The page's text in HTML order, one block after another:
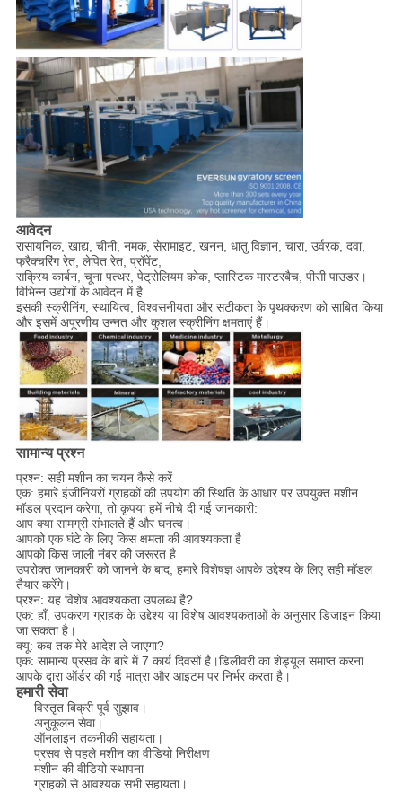
आवेदन
रासायनिक, खाद्य, चीनी, नमक, सेरामाइट, खनन, धातु विज्ञान, चारा, उर्वरक, दवा,
फ्रैक्चरिंग रेत, लेपित रेत, प्रॉपेंट,
सक्रिय कार्बन, चूना पत्थर, पेट्रोलियम कोक, प्लास्टिक मास्टरबैच, पीसी पाउडर।
विभिन्न उद्योगों के आवेदन में है
इसकी स्क्रीनिंग, स्थायित्व, विश्वसनीयता और सटीकता के पृथक्करण को साबित किया
और इसमें अपूरणीय उन्नत और कुशल स्क्रीनिंग क्षमताएं हैं।
सामान्य प्रश्न
प्रश्न: सही मशीन का चयन कैसे करें
एक: हमारे इंजीनियरों ग्राहकों की उपयोग की स्थिति के आधार पर उपयुक्त मशीन
मॉडल प्रदान करेगा, तो कृपया हमें नीचे दी गई जानकारी:
आप क्या सामग्री संभालते हैं और घनत्व।
आपको एक घंटे के लिए किस क्षमता की आवश्यकता है
आपको किस जाली नंबर की जरूरत है
उपरोक्त जानकारी को जानने के बाद, हमारे विशेषज्ञ आपके उद्देश्य के लिए सही मॉडल
तैयार करेंगे।
प्रश्न: यह विशेष आवश्यकता उपलब्ध है?
एक: हाँ, उपकरण ग्राहक के उद्देश्य या विशेष आवश्यकताओं के अनुसार डिजाइन किया
जा सकता है।
क्यू: कब तक मेरे आदेश ले जाएगा?
एक: सामान्य प्रसव के बारे में 7 कार्य दिवसों है।डिलीवरी का शेड्यूल समाप्त करना
आपके द्वारा ऑर्डर की गई मात्रा और आइटम पर निर्भर करता है।
हमारी सेवा
विस्तृत बिक्री पूर्व सुझाव।
अनुकूलन सेवा।
ऑनलाइन तकनीकी सहायता।
प्रसव से पहले मशीन का वीडियो निरीक्षण
मशीन की वीडियो स्थापना
ग्राहकों से आवश्यक सभी सहायता।